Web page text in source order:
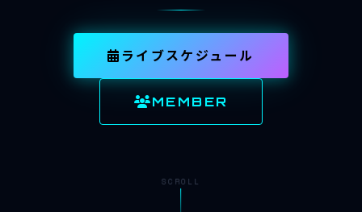
ライブスケジュール
MEMBER
SCROLL